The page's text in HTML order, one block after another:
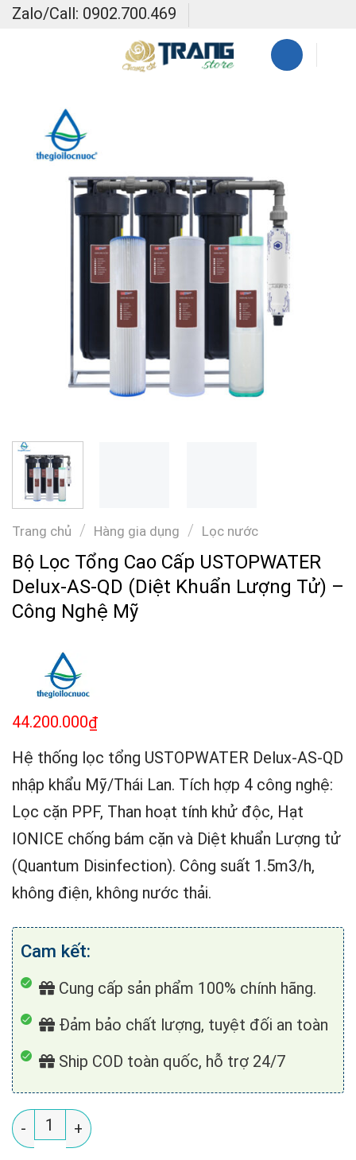
SkipZalo/Call: 0902.700.469
Trang chủ / Hàng gia dụng / Lọc nước
Bộ Lọc Tổng Cao Cấp USTOPWATER
Delux-AS-QD (Diệt Khuẩn Lượng Tử) –
Công Nghệ Mỹ
44.200.000₫
Hệ thống lọc tổng USTOPWATER Delux-AS-QD
nhập khẩu Mỹ/Thái Lan. Tích hợp 4 công nghệ:
Lọc cặn PPF, Than hoạt tính khử độc, Hạt
IONICE chống bám cặn và Diệt khuẩn Lượng tử
(Quantum Disinfection). Công suất 1.5m3/h,
không điện, không nước thải.
Cam kết:
Cung cấp sản phẩm 100% chính hãng.
Đảm bảo chất lượng, tuyệt đối an toàn
Ship COD toàn quốc, hỗ trợ 24/7
Bộ Lọc Tổng Cao Cấp USTOPWATER Delux-AS-QD